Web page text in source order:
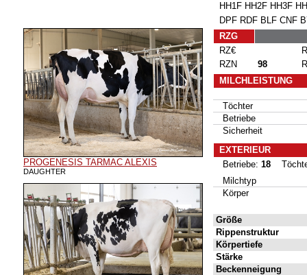
PROGENESIS TARMAC ALEXIS
DAUGHTER
HH1F HH2F HH3F
DPF RDF BLF CNF
RZG
RZ€
RZN
98
MILCHLEISTUNG
Töchter
Betriebe
Sicherheit
EXTERIEUR
Betriebe: 18
Milchtyp
Körper
Größe
Rippenstruktur
Körpertiefe
Stärke
Beckenneigung